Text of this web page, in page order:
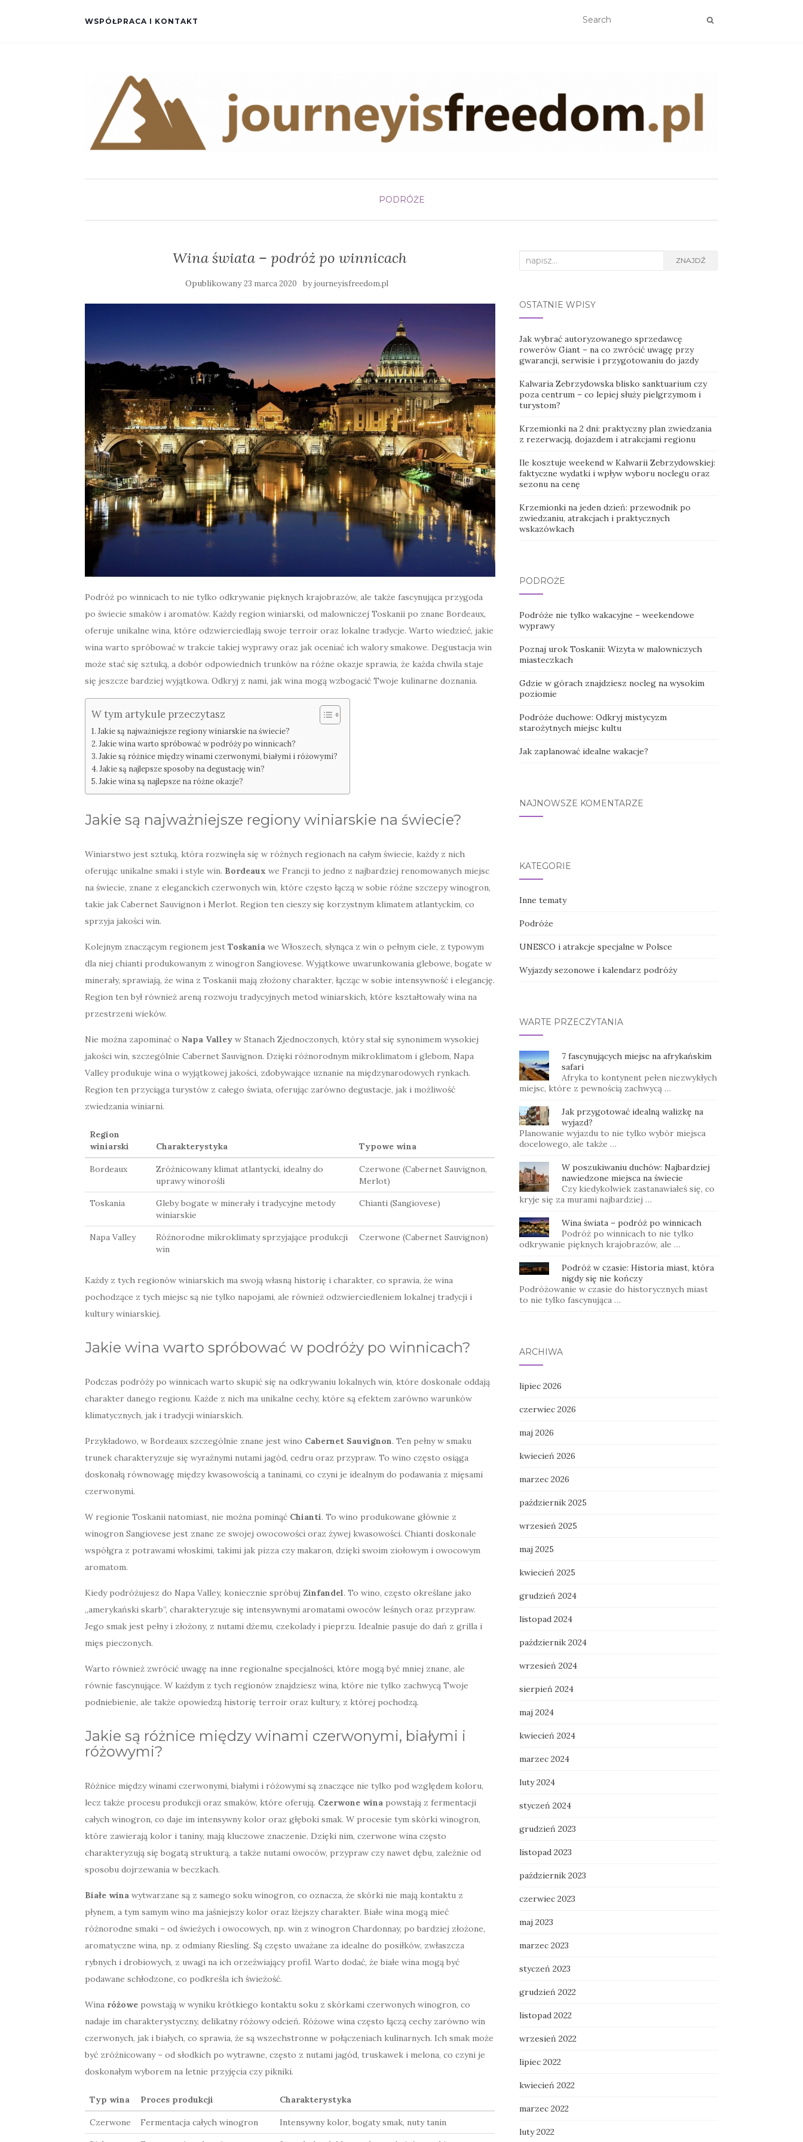
WSPÓŁPRACA I KONTAKT
PODRÓŻE
Wina świata – podróż po winnicach
Opublikowany23 marca 2020 byjourneyisfreedom.pl
Podróż po winnicach to nie tylko odkrywanie pięknych krajobrazów, ale także fascynująca przygoda
po świecie smaków i aromatów. Każdy region winiarski, od malowniczej Toskanii po znane Bordeaux,
oferuje unikalne wina, które odzwierciedlają swoje terroir oraz lokalne tradycje. Warto wiedzieć, jakie
wina warto spróbować w trakcie takiej wyprawy oraz jak oceniać ich walory smakowe. Degustacja win
może stać się sztuką, a dobór odpowiednich trunków na różne okazje sprawia, że każda chwila staje
się jeszcze bardziej wyjątkowa. Odkryj z nami, jak wina mogą wzbogacić Twoje kulinarne doznania.
W tym artykule przeczytasz
Jakie są najważniejsze regiony winiarskie na świecie?
Jakie wina warto spróbować w podróży po winnicach?
Jakie są różnice między winami czerwonymi, białymi i różowymi?
Jakie są najlepsze sposoby na degustację win?
Jakie wina są najlepsze na różne okazje?
Jakie są najważniejsze regiony winiarskie na świecie?
Winiarstwo jest sztuką, która rozwinęła się w różnych regionach na całym świecie, każdy z nich
oferując unikalne smaki i style win. Bordeaux we Francji to jedno z najbardziej renomowanych miejsc
na świecie, znane z eleganckich czerwonych win, które często łączą w sobie różne szczepy winogron,
takie jak Cabernet Sauvignon i Merlot. Region ten cieszy się korzystnym klimatem atlantyckim, co
sprzyja jakości win.
Kolejnym znaczącym regionem jest Toskania we Włoszech, słynąca z win o pełnym ciele, z typowym
dla niej chianti produkowanym z winogron Sangiovese. Wyjątkowe uwarunkowania glebowe, bogate w
minerały, sprawiają, że wina z Toskanii mają złożony charakter, łącząc w sobie intensywność i elegancję.
Region ten był również areną rozwoju tradycyjnych metod winiarskich, które kształtowały wina na
przestrzeni wieków.
Nie można zapominać o Napa Valley w Stanach Zjednoczonych, który stał się synonimem wysokiej
jakości win, szczególnie Cabernet Sauvignon. Dzięki różnorodnym mikroklimatom i glebom, Napa
Valley produkuje wina o wyjątkowej jakości, zdobywające uznanie na międzynarodowych rynkach.
Region ten przyciąga turystów z całego świata, oferując zarówno degustacje, jak i możliwość
zwiedzania winiarni.
Region
winiarski
Charakterystyka Typowe wina
Bordeaux
Zróżnicowany klimat atlantycki, idealny do
uprawy winorośli
Czerwone (Cabernet Sauvignon,
Merlot)
Toskania
Gleby bogate w minerały i tradycyjne metody
winiarskie
Chianti (Sangiovese)
Napa Valley
Różnorodne mikroklimaty sprzyjające produkcji
win
Czerwone (Cabernet Sauvignon)
Każdy z tych regionów winiarskich ma swoją własną historię i charakter, co sprawia, że wina
pochodzące z tych miejsc są nie tylko napojami, ale również odzwierciedleniem lokalnej tradycji i
kultury winiarskiej.
Jakie wina warto spróbować w podróży po winnicach?
Podczas podróży po winnicach warto skupić się na odkrywaniu lokalnych win, które doskonale oddają
charakter danego regionu. Każde z nich ma unikalne cechy, które są efektem zarówno warunków
klimatycznych, jak i tradycji winiarskich.
Przykładowo, w Bordeaux szczególnie znane jest wino Cabernet Sauvignon. Ten pełny w smaku
trunek charakteryzuje się wyraźnymi nutami jagód, cedru oraz przypraw. To wino często osiąga
doskonałą równowagę między kwasowością a taninami, co czyni je idealnym do podawania z mięsami
czerwonymi.
W regionie Toskanii natomiast, nie można pominąć Chianti. To wino produkowane głównie z
winogron Sangiovese jest znane ze swojej owocowości oraz żywej kwasowości. Chianti doskonale
współgra z potrawami włoskimi, takimi jak pizza czy makaron, dzięki swoim ziołowym i owocowym
aromatom.
Kiedy podróżujesz do Napa Valley, koniecznie spróbuj Zinfandel. To wino, często określane jako
„amerykański skarb”, charakteryzuje się intensywnymi aromatami owoców leśnych oraz przypraw.
Jego smak jest pełny i złożony, z nutami dżemu, czekolady i pieprzu. Idealnie pasuje do dań z grilla i
mięs pieczonych.
Warto również zwrócić uwagę na inne regionalne specjalności, które mogą być mniej znane, ale
równie fascynujące. W każdym z tych regionów znajdziesz wina, które nie tylko zachwycą Twoje
podniebienie, ale także opowiedzą historię terroir oraz kultury, z której pochodzą.
Jakie są różnice między winami czerwonymi, białymi i
różowymi?
Różnice między winami czerwonymi, białymi i różowymi są znaczące nie tylko pod względem koloru,
lecz także procesu produkcji oraz smaków, które oferują. Czerwone wina powstają z fermentacji
całych winogron, co daje im intensywny kolor oraz głęboki smak. W procesie tym skórki winogron,
które zawierają kolor i taniny, mają kluczowe znaczenie. Dzięki nim, czerwone wina często
charakteryzują się bogatą strukturą, a także nutami owoców, przypraw czy nawet dębu, zależnie od
sposobu dojrzewania w beczkach.
Białe wina wytwarzane są z samego soku winogron, co oznacza, że skórki nie mają kontaktu z
płynem, a tym samym wino ma jaśniejszy kolor oraz lżejszy charakter. Białe wina mogą mieć
różnorodne smaki – od świeżych i owocowych, np. win z winogron Chardonnay, po bardziej złożone,
aromatyczne wina, np. z odmiany Riesling. Są często uważane za idealne do posiłków, zwłaszcza
rybnych i drobiowych, z uwagi na ich orzeźwiający profil. Warto dodać, że białe wina mogą być
podawane schłodzone, co podkreśla ich świeżość.
Wina różowe powstają w wyniku krótkiego kontaktu soku z skórkami czerwonych winogron, co
nadaje im charakterystyczny, delikatny różowy odcień. Różowe wina często łączą cechy zarówno win
czerwonych, jak i białych, co sprawia, że są wszechstronne w połączeniach kulinarnych. Ich smak może
być zróżnicowany – od słodkich po wytrawne, często z nutami jagód, truskawek i melona, co czyni je
doskonałym wyborem na letnie przyjęcia czy pikniki.
Typ wina Proces produkcji Charakterystyka
Czerwone Fermentacja całych winogron Intensywny kolor, bogaty smak, nuty tanin
Search
ZNAJDŹ
OSTATNIE WPISY
Jak wybrać autoryzowanego sprzedawcę
rowerów Giant – na co zwrócić uwagę przy
gwarancji, serwisie i przygotowaniu do jazdy
Kalwaria Zebrzydowska blisko sanktuarium czy
poza centrum – co lepiej służy pielgrzymom i
turystom?
Krzemionki na 2 dni: praktyczny plan zwiedzania
z rezerwacją, dojazdem i atrakcjami regionu
Ile kosztuje weekend w Kalwarii Zebrzydowskiej:
faktyczne wydatki i wpływ wyboru noclegu oraz
sezonu na cenę
Krzemionki na jeden dzień: przewodnik po
zwiedzaniu, atrakcjach i praktycznych
wskazówkach
PODRÓŻE
Podróże nie tylko wakacyjne – weekendowe
wyprawy
Poznaj urok Toskanii: Wizyta w malowniczych
miasteczkach
Gdzie w górach znajdziesz nocleg na wysokim
poziomie
Podróże duchowe: Odkryj mistycyzm
starożytnych miejsc kultu
Jak zaplanować idealne wakacje?
NAJNOWSZE KOMENTARZE
KATEGORIE
Inne tematy
Podróże
UNESCO i atrakcje specjalne w Polsce
Wyjazdy sezonowe i kalendarz podróży
WARTE PRZECZYTANIA
7 fascynujących miejsc na afrykańskim
safari
Afryka to kontynent pełen niezwykłych
miejsc, które z pewnością zachwycą …
Jak przygotować idealną walizkę na
wyjazd?
Planowanie wyjazdu to nie tylko wybór miejsca
docelowego, ale także …
W poszukiwaniu duchów: Najbardziej
nawiedzone miejsca na świecie
Czy kiedykolwiek zastanawiałeś się, co
kryje się za murami najbardziej …
Wina świata – podróż po winnicach
Podróż po winnicach to nie tylko
odkrywanie pięknych krajobrazów, ale …
Podróż w czasie: Historia miast, która
nigdy się nie kończy
Podróżowanie w czasie do historycznych miast
to nie tylko fascynująca …
ARCHIWA
lipiec 2026
czerwiec 2026
maj 2026
kwiecień 2026
marzec 2026
październik 2025
wrzesień 2025
maj 2025
kwiecień 2025
grudzień 2024
listopad 2024
październik 2024
wrzesień 2024
sierpień 2024
maj 2024
kwiecień 2024
marzec 2024
luty 2024
styczeń 2024
grudzień 2023
listopad 2023
październik 2023
czerwiec 2023
maj 2023
marzec 2023
styczeń 2023
grudzień 2022
listopad 2022
wrzesień 2022
lipiec 2022
kwiecień 2022
marzec 2022
luty 2022